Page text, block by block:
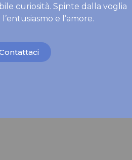
curiosità. Spinte dalla voglia
e l’amore.